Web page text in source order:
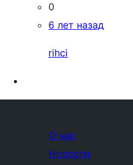
0
6 лет назад
rihci
О нас
Новости